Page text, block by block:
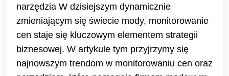
narzędzia W dzisiejszym dynamicznie
zmieniającym się świecie mody, monitorowanie
cen staje się kluczowym elementem strategii
biznesowej. W artykule tym przyjrzymy się
najnowszym trendom w monitorowaniu cen oraz